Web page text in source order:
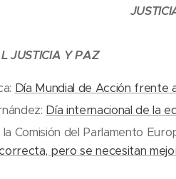
JUSTICIA Y PAZ
Día Mundial de Acción frente
Día internacional de la
Comisión del Parlamento
pero se necesitan